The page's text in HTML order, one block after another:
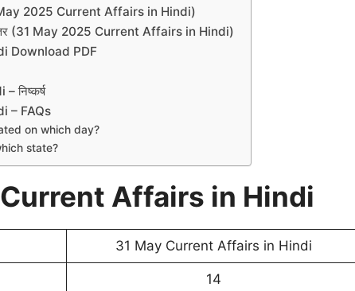
2025 Current Affairs in Hindi)
(31 May 2025 Current Affairs in Hindi)
Download PDF
निष्कर्ष
– FAQs
on which day?
state?
Affairs in Hindi
31 May Current Affairs in Hindi
14